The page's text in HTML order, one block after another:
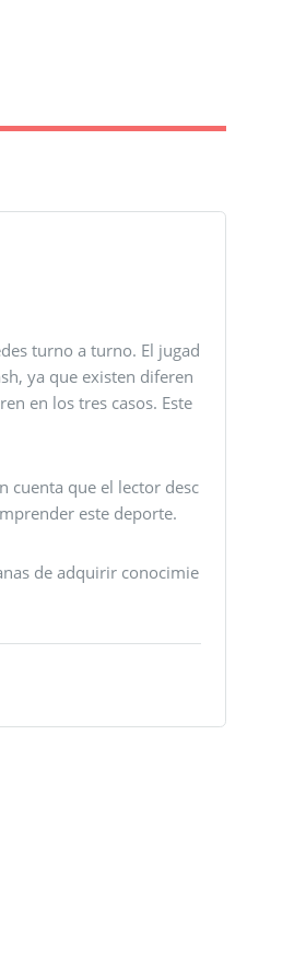
turno a turno. El jugad
ya que existen diferen
en los tres casos. Este
cuenta que el lector desc
este deporte.
de adquirir conocimie